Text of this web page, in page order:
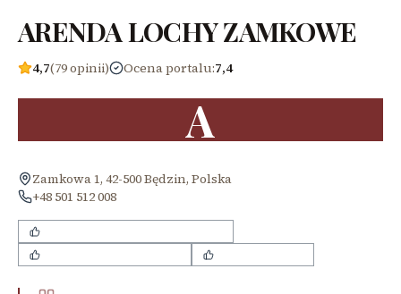
ARENDA LOCHY ZAMKOWE
4,7(79 opinii) Ocena portalu:7,4
A
Zamkowa 1, 42-500 Będzin, Polska
+48 501 512 008